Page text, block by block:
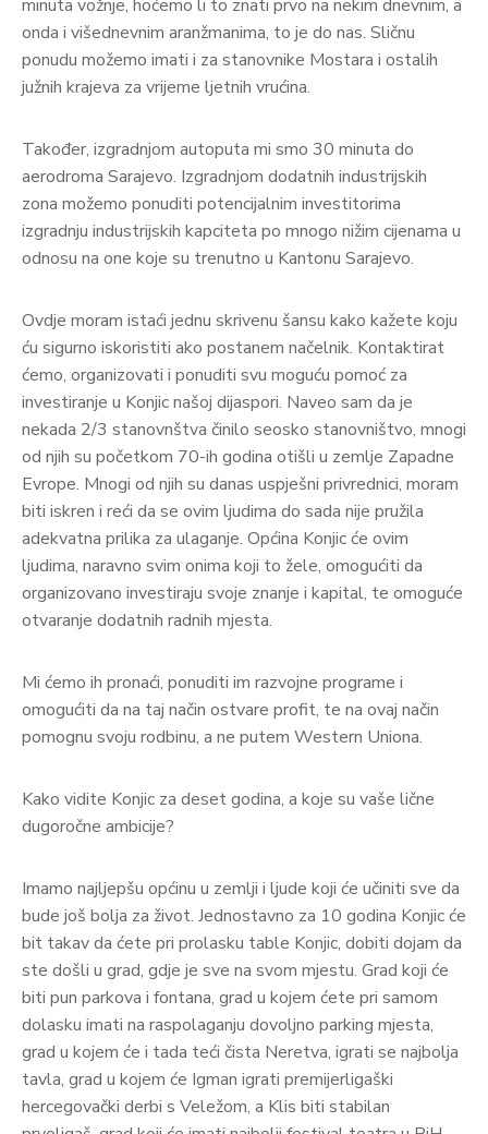
minuta vožnje, hoćemo li to znati prvo na nekim dnevnim, a
onda i višednevnim aranžmanima, to je do nas. Sličnu
ponudu možemo imati i za stanovnike Mostara i ostalih
južnih krajeva za vrijeme ljetnih vrućina.
Također, izgradnjom autoputa mi smo 30 minuta do
aerodroma Sarajevo. Izgradnjom dodatnih industrijskih
zona možemo ponuditi potencijalnim investitorima
izgradnju industrijskih kapciteta po mnogo nižim cijenama u
odnosu na one koje su trenutno u Kantonu Sarajevo.
Ovdje moram istaći jednu skrivenu šansu kako kažete koju
ću sigurno iskoristiti ako postanem načelnik. Kontaktirat
ćemo, organizovati i ponuditi svu moguću pomoć za
investiranje u Konjic našoj dijaspori. Naveo sam da je
nekada 2/3 stanovnštva činilo seosko stanovništvo, mnogi
od njih su početkom 70-ih godina otišli u zemlje Zapadne
Evrope. Mnogi od njih su danas uspješni privrednici, moram
biti iskren i reći da se ovim ljudima do sada nije pružila
adekvatna prilika za ulaganje. Općina Konjic će ovim
ljudima, naravno svim onima koji to žele, omogućiti da
organizovano investiraju svoje znanje i kapital, te omoguće
otvaranje dodatnih radnih mjesta.
Mi ćemo ih pronaći, ponuditi im razvojne programe i
omogućiti da na taj način ostvare profit, te na ovaj način
pomognu svoju rodbinu, a ne putem Western Uniona.
Kako vidite Konjic za deset godina, a koje su vaše lične
dugoročne ambicije?
Imamo najljepšu općinu u zemlji i ljude koji će učiniti sve da
bude još bolja za život. Jednostavno za 10 godina Konjic će
bit takav da ćete pri prolasku table Konjic, dobiti dojam da
ste došli u grad, gdje je sve na svom mjestu. Grad koji će
biti pun parkova i fontana, grad u kojem ćete pri samom
dolasku imati na raspolaganju dovoljno parking mjesta,
grad u kojem će i tada teći čista Neretva, igrati se najbolja
tavla, grad u kojem će Igman igrati premijerligaški
hercegovački derbi s Veležom, a Klis biti stabilan